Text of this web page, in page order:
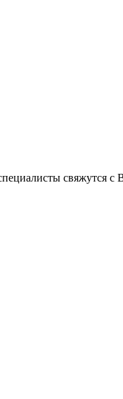
свяжутся